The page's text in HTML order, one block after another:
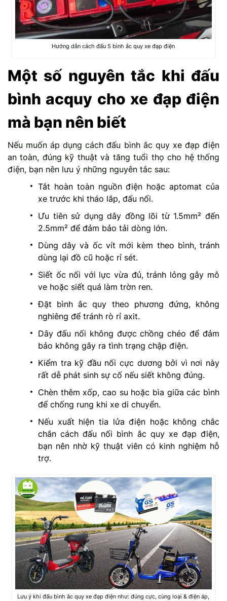
Hướng dẫn cách đấu 5 bình ắc quy xe đạp điện
Một số nguyên tắc khi đấu
bình acquy cho xe đạp điện
mà bạn nên biết
Nếu muốn áp dụng cách đấu bình ắc quy xe đạp điện
an toàn, đúng kỹ thuật và tăng tuổi thọ cho hệ thống
điện, bạn nên lưu ý những nguyên tắc sau:
Tắt hoàn toàn nguồn điện hoặc aptomat của
xe trước khi tháo lắp, đấu nối.
Ưu tiên sử dụng dây đồng lõi từ 1.5mm² đến
2.5mm² để đảm bảo tải dòng lớn.
Dùng dây và ốc vít mới kèm theo bình, tránh
dùng lại đồ cũ hoặc rỉ sét.
Siết ốc nối với lực vừa đủ, tránh lỏng gây mô
ve hoặc siết quá làm trờn ren.
Đặt bình ắc quy theo phương đứng, không
nghiêng để tránh rò rỉ axit.
Dây đấu nối không được chồng chéo để đảm
bảo không gây ra tình trạng chập điện.
Kiểm tra kỹ đầu nối cực dương bởi vì nơi này
rất dễ phát sinh sự cố nếu siết không đúng.
Chèn thêm xốp, cao su hoặc bìa giữa các bình
để chống rung khi xe di chuyển.
Nếu xuất hiện tia lửa điện hoặc không chắc
chắn cách đấu nối bình ắc quy xe đạp điện,
bạn nên nhờ kỹ thuật viên có kinh nghiệm hỗ
trợ.
Lưu ý khi đấu bình ắc quy xe đạp điện như: đúng cực, cùng loại & điện áp,